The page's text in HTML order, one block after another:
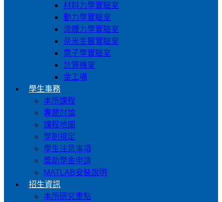
材料力學實驗室
動力學實驗室
流體力學實驗室
奈米生醫實驗室
電子學實驗室
計算機室
金工場
學生事務
本所課程
專題討論
課程地圖
學則規定
學生注意事項
獎助學金申請
MATLAB安裝說明
招生資訊
本所研究重點